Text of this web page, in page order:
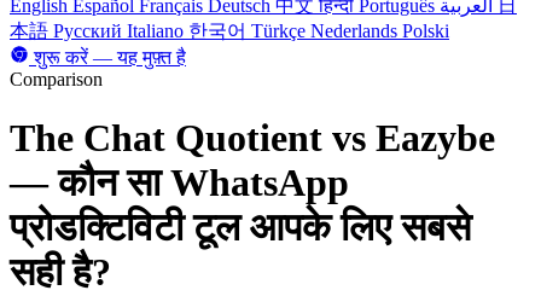
English Español Français Deutsch 中文हिन्दी Português
日
本語 Русский Italiano 한국어 Türkçe Nederlands Polski
शुरू करें — यह मुफ़्त है
Comparison
The Chat Quotient vs Eazybe
— कौन सा WhatsApp
प्रोडक्टिविटी टूल आपके लिए सबसे
सही है?